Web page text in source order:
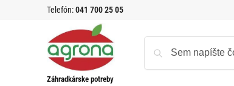
Telefón:041 700 25 05
Záhradkárske potreby